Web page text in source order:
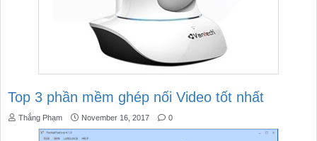
Top 3 phần mềm ghép nối Video tốt nhất
Thắng Phạm November 16, 2017 0